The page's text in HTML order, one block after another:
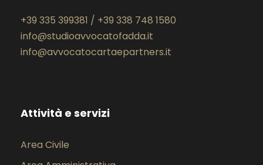
+39 335 399381 / +39 338 748 1580
info@studioavvocatofadda.it
info@avvocatocartaepartners.it
Attività e servizi
Area Civile